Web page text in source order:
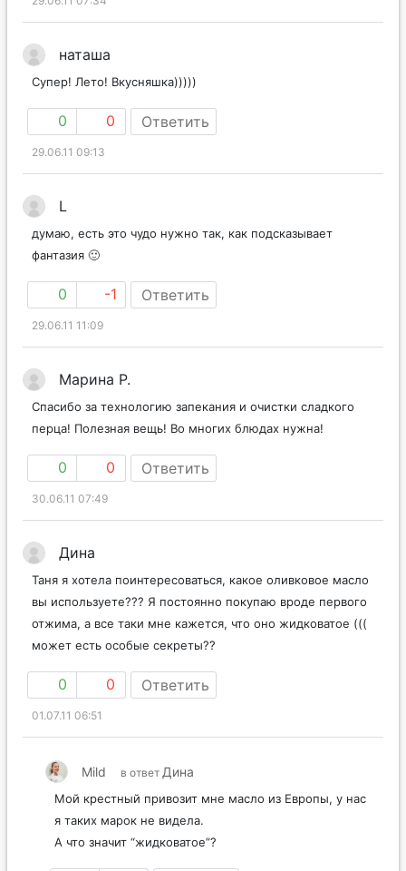
наташа
Супер! Лето! Вкусняшка)))))
0 0 Ответить
29.06.11 09:13
L
думаю, есть это чудо нужно так, как подсказывает
фантазия 🙂
0 -1 Ответить
29.06.11 11:09
Марина Р.
Спасибо за технологию запекания и очистки сладкого
перца! Полезная вещь! Во многих блюдах нужна!
0 0 Ответить
30.06.11 07:49
Дина
Таня я хотела поинтересоваться, какое оливковое масло
вы используете??? Я постоянно покупаю вроде первого
отжима, а все таки мне кажется, что оно жидковатое (((
может есть особые секреты??
0 0 Ответить
01.07.11 06:51
Mild в ответ Дина
Мой крестный привозит мне масло из Европы, у нас
я таких марок не видела.
А что значит “жидковатое”?